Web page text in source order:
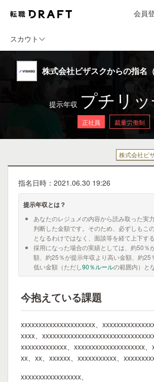
会員
スカウト
株式会社ビザスクからの指名
提示年収 プチリ
正社員 裁量労働制
株式会社ビ
指名日時：2021.06.30 19:26
提示年収とは？
あなたのレジュメの内容から読み取った実
判断した金額です。そのため、必ずしもこ
となるわけではなく、面談等を経て上下す
採用になった場合の実績としては、約50％
額、約25％が提示年収より高い金額、約25
低い金額（ただし90％ルールの範囲内）と
今抱えている課題
xxxxxxxxxxxxxxxxxxxxx、
xxxx、
xxxxxxxxxxxxx、xxxxxxxxxxxxxxxxxxxx、
xx、xx、xxxxxx、xxxxxxxxxxx、
xxxxxxxxxxxxxxxxx、